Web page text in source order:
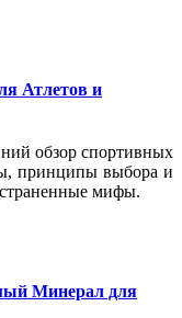
Атлетов и
обзор спортивных
принципы выбора и
мифы.
Минерал для